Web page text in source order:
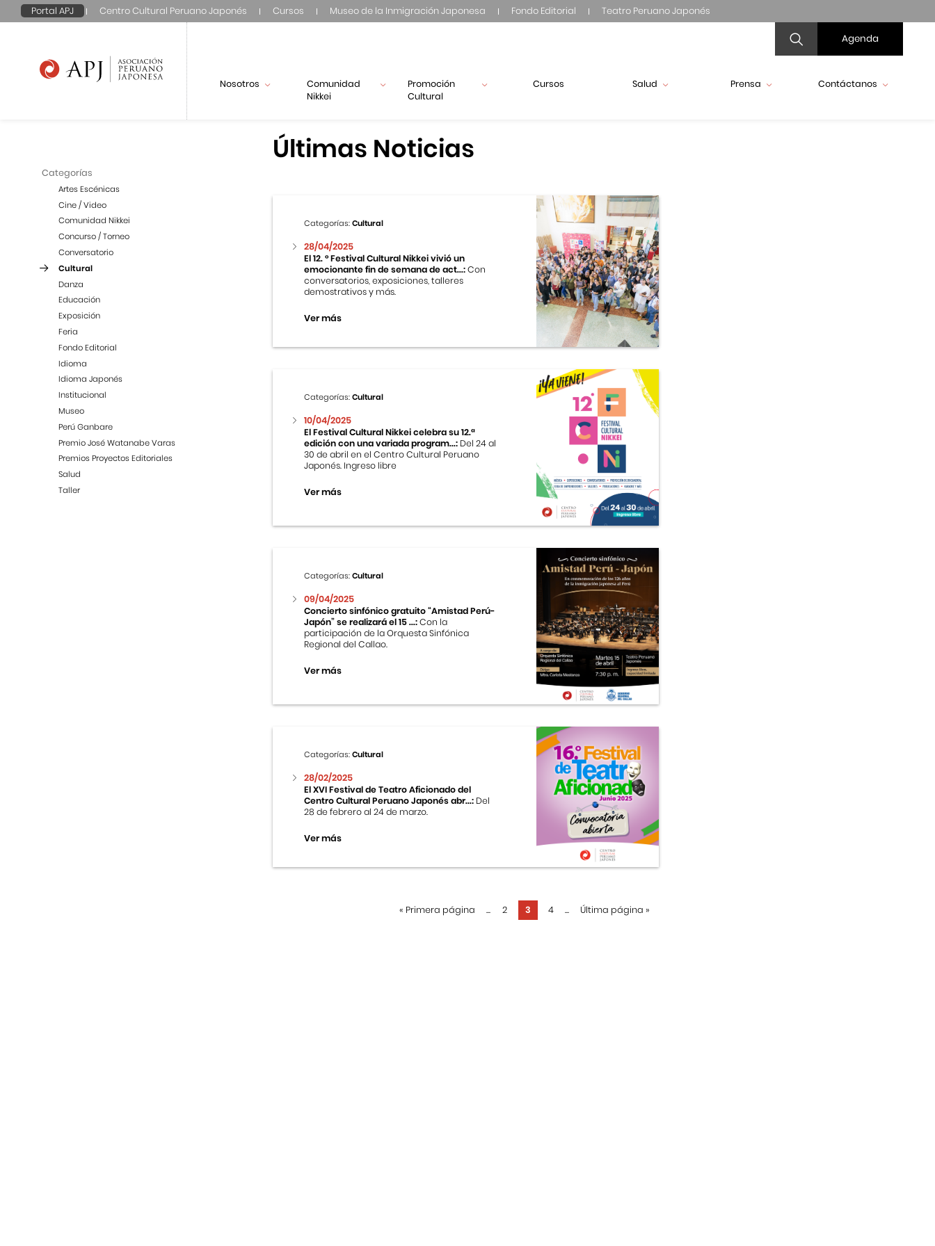
Portal APJ Centro Cultural Peruano Japonés Cursos Museo de la Inmigración Japonesa Fondo Editorial Teatro Peruano Japonés
Agenda
Nosotros
Comunidad
Nikkei
Promoción
Cultural
Cursos Salud Prensa Contáctanos
Categorías
Artes Escénicas
Cine / Video
Comunidad Nikkei
Concurso / Torneo
Conversatorio
Cultural
Danza
Educación
Exposición
Feria
Fondo Editorial
Idioma
Idioma Japonés
Institucional
Museo
Perú Ganbare
Premio José Watanabe Varas
Premios Proyectos Editoriales
Salud
Taller
Últimas Noticias
Categorías:Cultural
28/04/2025
El 12. ° Festival Cultural Nikkei vivió un
emocionante fin de semana de act...:Con
conversatorios, exposiciones, talleres
demostrativos y más.
Ver más
Categorías:Cultural
10/04/2025
El Festival Cultural Nikkei celebra su 12.ª
edición con una variada program...: Del 24 al
30 de abril en el Centro Cultural Peruano
Japonés. Ingreso libre
Ver más
Categorías:Cultural
09/04/2025
Concierto sinfónico gratuito “Amistad Perú-
Japón” se realizará el 15 ...:Con la
participación de la Orquesta Sinfónica
Regional del Callao.
Ver más
Categorías:Cultural
28/02/2025
El XVI Festival de Teatro Aficionado del
Centro Cultural Peruano Japonés abr...: Del
28 de febrero al 24 de marzo.
Ver más
« Primera página ... 2 3 4 ... Última página »